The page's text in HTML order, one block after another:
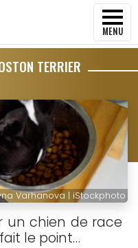
MENU
TERRIER
Varhanova | iStockphoto
un chien de race
le point…